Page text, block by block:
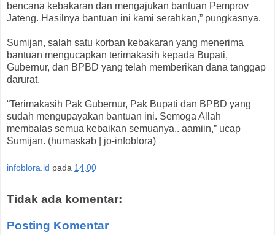
bencana kebakaran dan mengajukan bantuan Pemprov
Jateng. Hasilnya bantuan ini kami serahkan,” pungkasnya.
Sumijan, salah satu korban kebakaran yang menerima
bantuan mengucapkan terimakasih kepada Bupati,
Gubernur, dan BPBD yang telah memberikan dana tanggap
darurat.
“Terimakasih Pak Gubernur, Pak Bupati dan BPBD yang
sudah mengupayakan bantuan ini. Semoga Allah
membalas semua kebaikan semuanya.. aamiin,” ucap
Sumijan. (humaskab | jo-infoblora)
infoblora.id pada 14.00
Tidak ada komentar:
Posting Komentar